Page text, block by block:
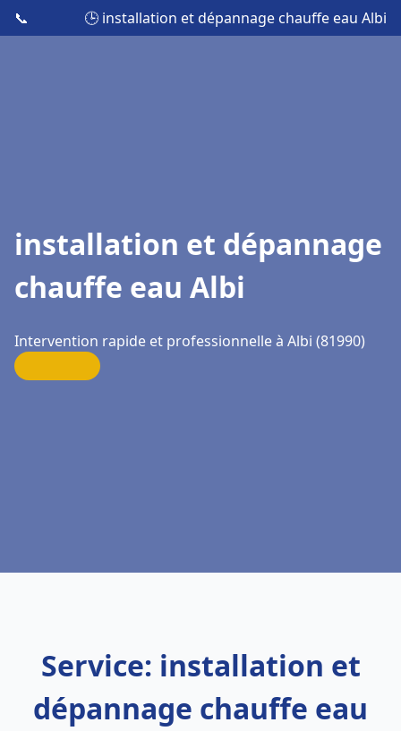
📞 🕒 installation et dépannage chauffe eau Albi
installation et dépannage
chauffe eau Albi
Intervention rapide et professionnelle à Albi (81990)
Service: installation et
dépannage chauffe eau